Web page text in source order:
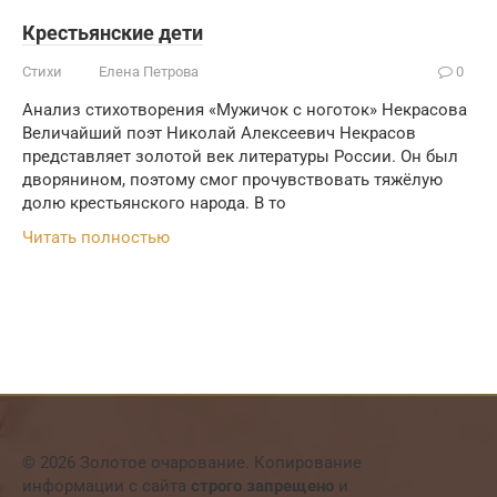
Крестьянские дети
Стихи Елена Петрова 0
Анализ стихотворения «Мужичок с ноготок» Некрасова
Величайший поэт Николай Алексеевич Некрасов
представляет золотой век литературы России. Он был
дворянином, поэтому смог прочувствовать тяжёлую
долю крестьянского народа. В то
Читать полностью
© 2026 Золотое очарование. Копирование
информации с сайта строго запрещено и